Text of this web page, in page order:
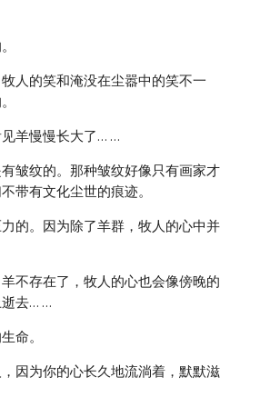
人的笑和淹没在尘嚣中的笑不一
羊慢慢长大了… …
皱纹的。那种皱纹好像只有画家才
带有文化尘世的痕迹。
的。因为除了羊群，牧人的心中并
不存在了，牧人的心也会像傍晚的
逝去… …
命。
因为你的心长久地流淌着，默默滋